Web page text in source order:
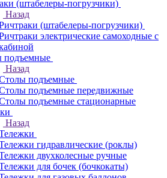
(штабелеры-погрузчики)
Назад
(штабелеры-погрузчики)
электрические самоходные с
подъемные
Назад
подъемные
подъемные передвижные
подъемные стационарные
Назад
гидравлические (роклы)
двухколесные ручные
для бочек (бочкокаты)